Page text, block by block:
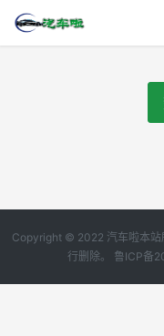
Copyright © 2022 汽车啦本站
行删除。 鲁ICP备